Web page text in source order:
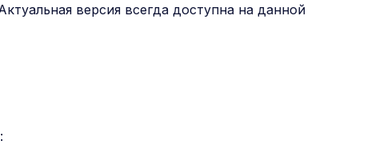
версия всегда доступна на данной